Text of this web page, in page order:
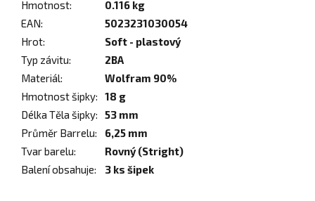
Hmotnost:
0.116 kg
EAN:
5023231030054
Hrot:
Soft - plastový
Typ závitu:
2BA
Materiál:
Wolfram 90%
Hmotnost šipky:
18 g
Délka Těla šipky:
53 mm
Průměr Barrelu:
6,25 mm
Tvar barelu:
Rovný (Stright)
Balení obsahuje: 3 ks šipek